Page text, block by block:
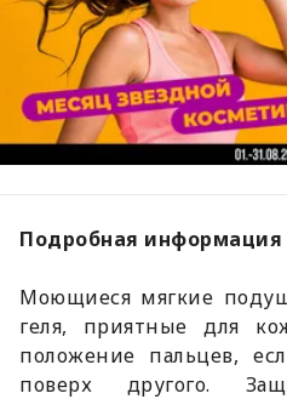
Подробная информация
Моющиеся мягкие
геля, приятные для
положение пальцев,
поверх другого.